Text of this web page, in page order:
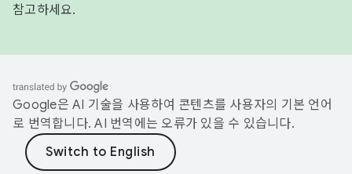
참고하세요.
Google은 AI 기술을 사용하여 콘텐츠를 사용자의 기본 언어
로 번역합니다. AI 번역에는 오류가 있을 수 있습니다.